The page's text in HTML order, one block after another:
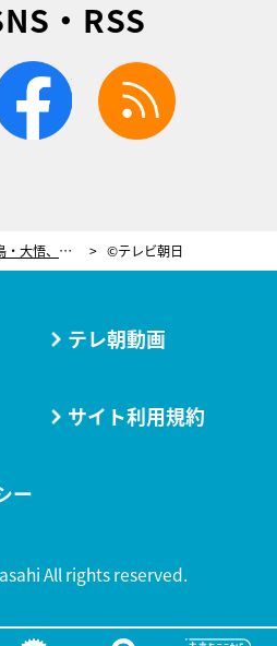
・RSS
facebook
千鳥・大悟、ロケ中に民家の塀を登る！ノブ「こんなロケ見たことない」と大爆笑 ©テレビ朝日
テレ朝動画
サイト利用規約
ー
All rights reserved.